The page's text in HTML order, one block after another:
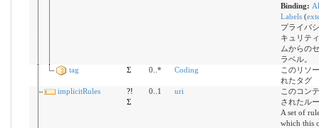
Binding:
Labels(
プライバ
キュリテ
ムからの
ラベル。
tag
Σ 0..* Coding
このリソ
れたタグ
implicitRules
?!
Σ
0..1 uri
このコン
されたル
A set of
which this